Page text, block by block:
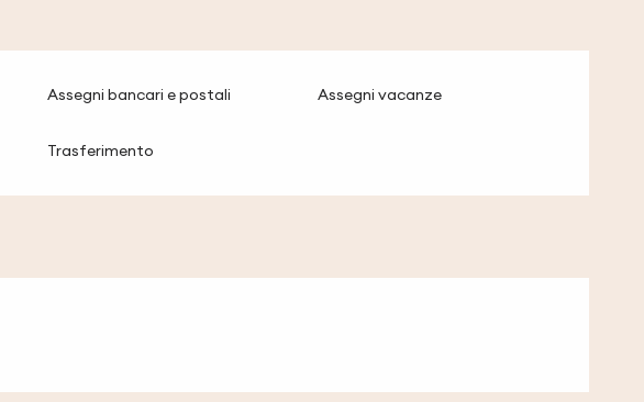
Assegni bancari e postali Assegni vacanze
Trasferimento